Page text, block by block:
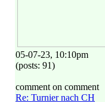
05-07-23, 10:10pm
(posts: 91)
comment on comment
Re: Turnier nach CH